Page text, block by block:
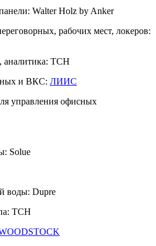
Walter Holz by Anker
рабочих мест, локеров:
аналитика: ТСН
и ВКС: ЛИИС
управления офисных
Solue
воды: Dupre
TCH